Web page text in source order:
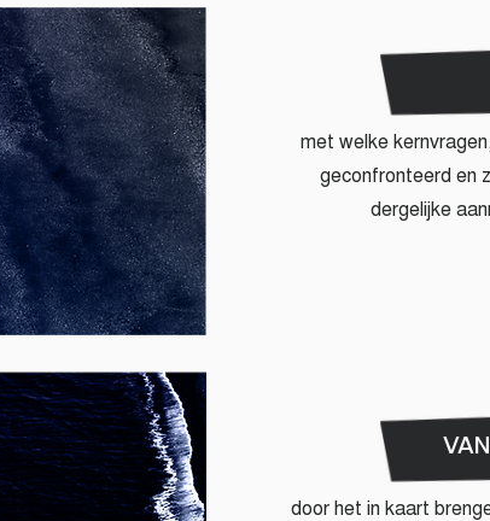
met welke
geconfronteerd en
dergelijke
door het in kaart